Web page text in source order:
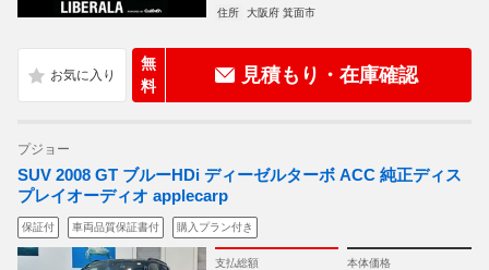
住所
大阪府 箕面市
無
料
見積もり・在庫確認
プジョー
SUV 2008 GT ブルーHDi ディーゼルターボ ACC 純正ディス
プレイオーディオ applecarp
保証付 車両品質保証書付 購入プラン付き
支払総額 本体価格